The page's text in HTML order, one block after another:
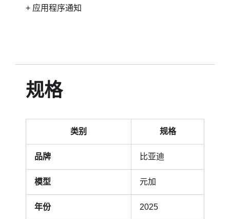
+ 应用程序通知
规格
类别 规格
品牌 比亚迪
模型 元加
年份 2025